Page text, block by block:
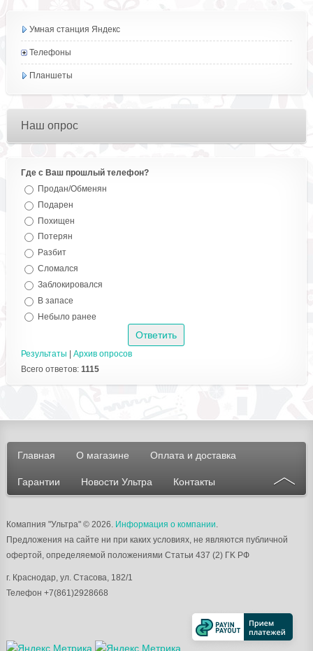
Умная станция Яндекс
Телефоны
Планшеты
Наш опрос
Где с Ваш прошлый телефон?
Продан/Обменян
Подарен
Похищен
Потерян
Разбит
Сломался
Заблокировался
В запасе
Небыло ранее
Результаты
Архив опросов
Всего ответов: 1115
Главная О магазине Оплата и доставка
Гарантии Новости Ультра Контакты
Комапния "Ультра"© 2026. Информация о компании.
Предложения на сайте ни при каких условиях, не являются публичной
офертой, определяемой положениями Статьи 437 (2) ГK РФ
г. Краснодар, ул. Стасова, 182/1
Телефон +7(861)2928668